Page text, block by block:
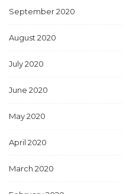
September 2020
August 2020
July 2020
June 2020
May 2020
April 2020
March 2020